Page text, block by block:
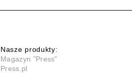
Nasze produkty:
Magazyn "Press"
Press.pl